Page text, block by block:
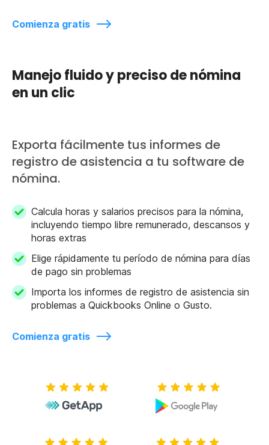
Comienza gratis
Manejo fluido y preciso de nómina
en un clic
Exporta fácilmente tus informes de
registro de asistencia a tu software de
nómina.
Calcula horas y salarios precisos para la nómina,
incluyendo tiempo libre remunerado, descansos y
horas extras
Elige rápidamente tu período de nómina para días
de pago sin problemas
Importa los informes de registro de asistencia sin
problemas a Quickbooks Online o Gusto.
Comienza gratis